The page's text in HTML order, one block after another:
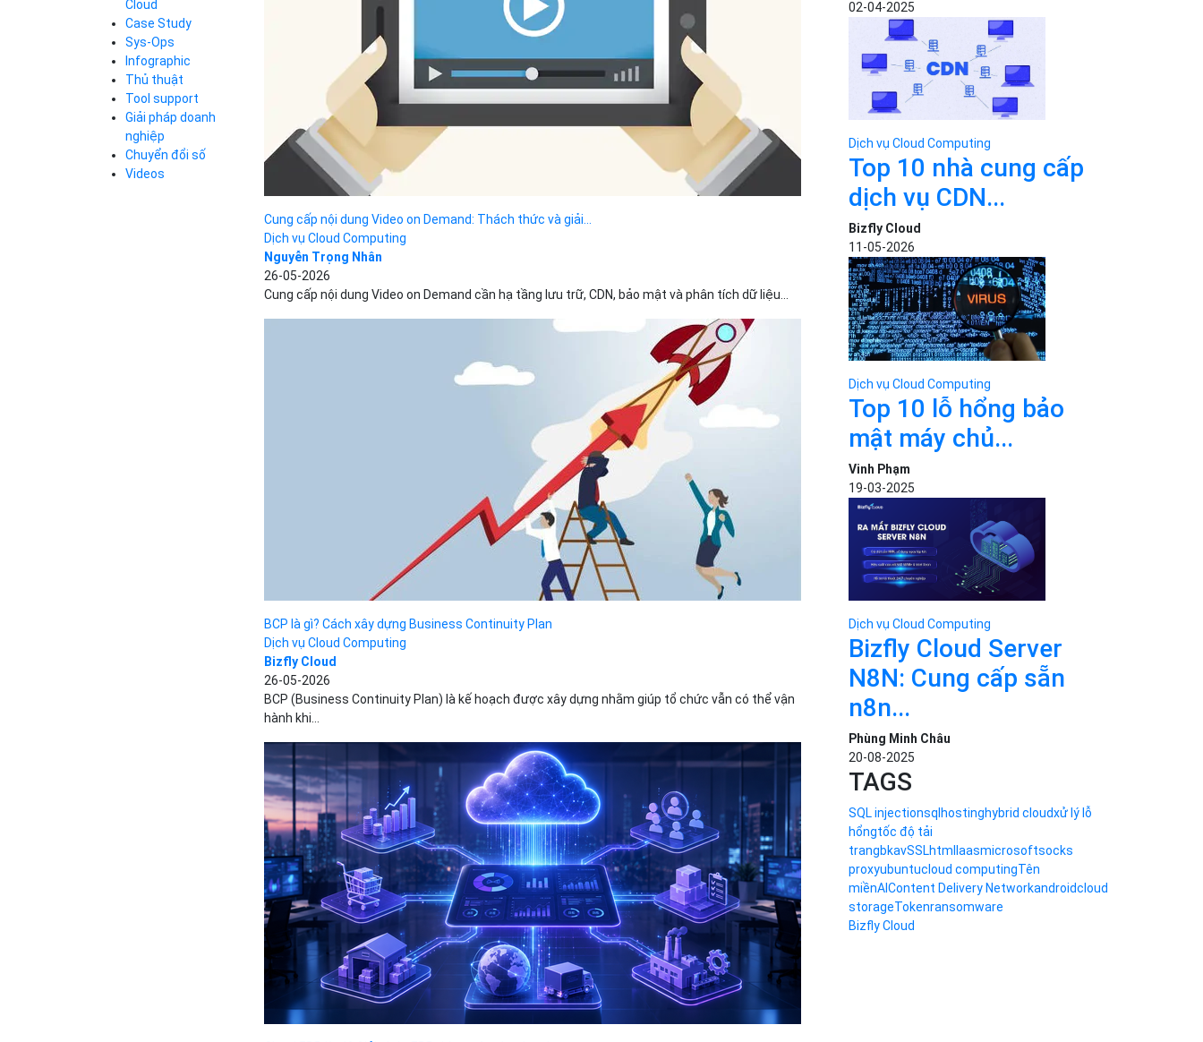
Bảng giá
Bảng giá Bảng giá
Cung cấp nội dung Video on Demand: Thách thức và giải...
Dịch vụ Cloud Computing
Nguyễn Trọng Nhân
26-05-2026
Cung cấp nội dung Video on Demand cần hạ tầng lưu trữ, CDN, bảo mật và phân tích dữ liệu...
BCP là gì? Cách xây dựng Business Continuity Plan
Dịch vụ Cloud Computing
Bizfly Cloud
26-05-2026
BCP (Business Continuity Plan) là kế hoạch được xây dựng nhằm giúp tổ chức vẫn có thể vận
hành khi...
02-04-2025
Dịch vụ Cloud Computing
Top 10 nhà cung cấp
dịch vụ CDN...
Bizfly Cloud
11-05-2026
Dịch vụ Cloud Computing
Top 10 lỗ hổng bảo
mật máy chủ...
Vinh Phạm
19-03-2025
Dịch vụ Cloud Computing
Bizfly Cloud Server
N8N: Cung cấp sẵn
n8n...
Phùng Minh Châu
20-08-2025
TAGS
SQL injectionsql hostinghybrid cloudxử lý lỗ
hổngtốc độ tải
trangbkavSSLhtml Iaasmicrosoftsocks
proxyubuntucloud computingTên
miềnAIContent Delivery Networkandroidcloud
storageTokenransomware
Bizfly Cloud
Cloud Database
Call Center
Business Email
Simple Storage
VPN
Traffic Manager
Cloud VPS
Kafka
Videos
Cloud
Q&A về Bizfly
Cloud Server
Thao tác kết nối
tới server
Videos
Q&A về Bizfly
Business Email
Videos
Case Study
Sys-Ops
Infographic
Thủ thuật
Tool support
Giải pháp doanh
nghiệp
Chuyển đổi số
Videos